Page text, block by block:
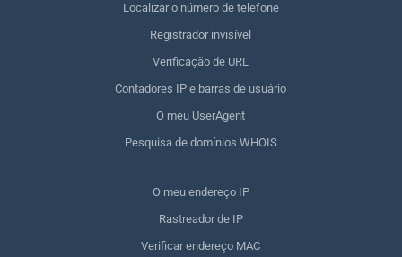
Localizar o número de telefone
Registrador invisível
Verificação de URL
Contadores IP e barras de usuário
O meu UserAgent
Pesquisa de domínios WHOIS
O meu endereço IP
Rastreador de IP
Verificar endereço MAC